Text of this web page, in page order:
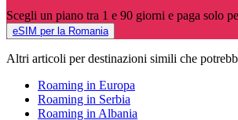
Scegli un piano tra 1 e 90 giorni e paga solo
eSIM per la Romania
Altri articoli per destinazioni simili che
Roaming in Europa
Roaming in Serbia
Roaming in Albania